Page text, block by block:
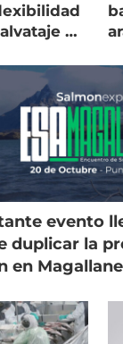
de
evento
duplicar la
en